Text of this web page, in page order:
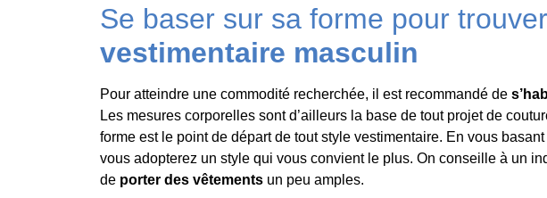
Se baser sur sa forme pour
vestimentaire masculin
Pour atteindre une commodité recherchée, il est recommandé de
Les mesures corporelles sont d’ailleurs la base de tout projet de
forme est le point de départ de tout style vestimentaire. En vous
vous adopterez un style qui vous convient le plus. On conseille à un
de porter des vêtements un peu amples.